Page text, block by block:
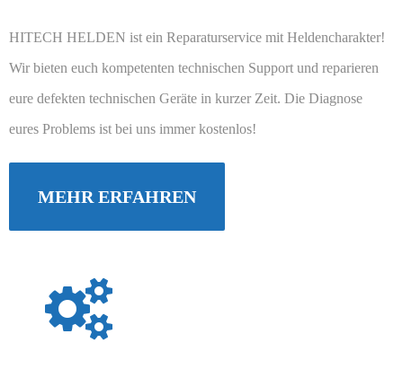
HITECH HELDEN ist ein Reparaturservice mit Heldencharakter!
Wir bieten euch kompetenten technischen Support und reparieren
eure defekten technischen Geräte in kurzer Zeit. Die Diagnose
eures Problems ist bei uns immer kostenlos!
MEHR ERFAHREN